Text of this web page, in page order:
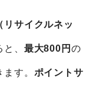
リサイクルネッ
と、 最大800円 の
す。 ポイントサ